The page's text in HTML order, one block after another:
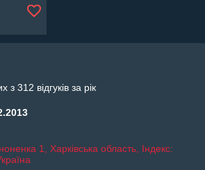
з 312 відгуків за рік
1, Харківська область, Індекс: